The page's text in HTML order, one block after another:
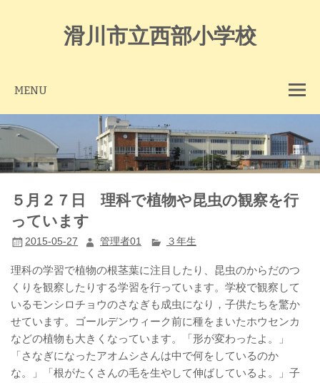
滑川市立西部小学校
MENU
５月２７日 理科で植物や昆虫の観察を行
っています
2015-05-27 管理者01 ３年生
理科の学習で植物の根茎葉に注目したり、昆虫のからだのつ
くりを観察したりする学習を行っています。学校で観察して
いるモンシロチョウのさなぎも成虫になり，子供たちを驚か
せています。ゴールデンウィーク前に種をまいたホウセンカ
などの植物も大きくなっています。「形が変わったよ。」
「さなぎになったアオムシさんは中で何をしているのか
な。」「根がたくさんの毛を生やして伸ばしているよ。」子